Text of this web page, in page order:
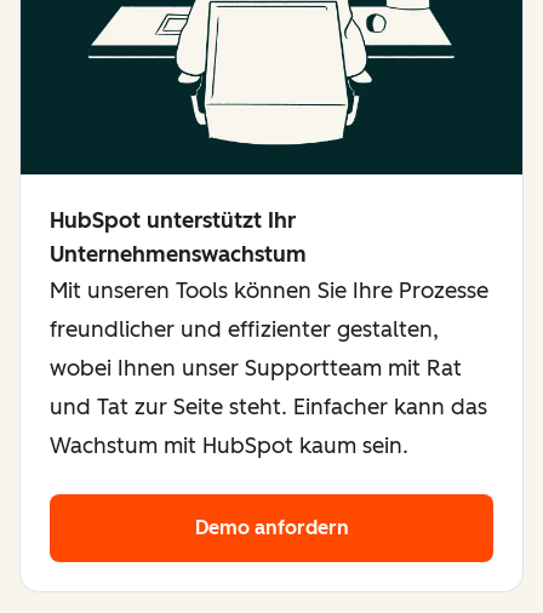
HubSpot unterstützt Ihr
Unternehmenswachstum
Mit unseren Tools können Sie Ihre Prozesse
freundlicher und effizienter gestalten,
wobei Ihnen unser Supportteam mit Rat
und Tat zur Seite steht. Einfacher kann das
Wachstum mit HubSpot kaum sein.
Demo anfordern